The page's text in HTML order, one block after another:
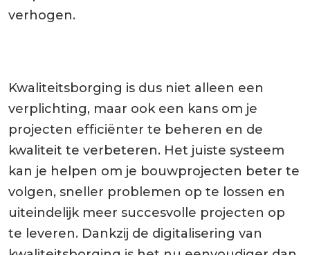
verhogen.
Kwaliteitsborging is dus niet alleen een
verplichting, maar ook een kans om je
projecten efficiënter te beheren en de
kwaliteit te verbeteren. Het juiste systeem
kan je helpen om je bouwprojecten beter te
volgen, sneller problemen op te lossen en
uiteindelijk meer succesvolle projecten op
te leveren. Dankzij de digitalisering van